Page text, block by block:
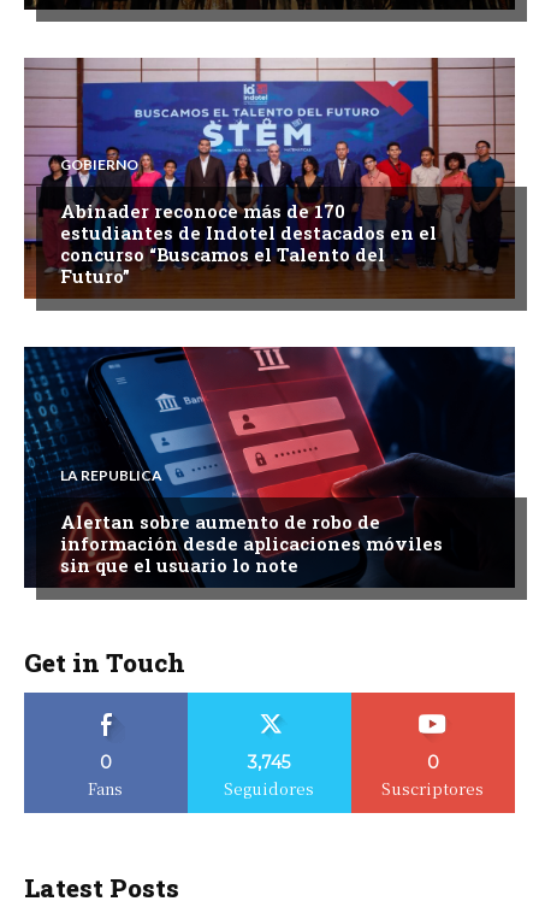
GOBIERNO
Abinader reconoce más de 170
estudiantes de Indotel destacados en el
concurso “Buscamos el Talento del
Futuro”
LA REPUBLICA
Alertan sobre aumento de robo de
información desde aplicaciones móviles
sin que el usuario lo note
Get in Touch
0
Fans
3,745
Seguidores
0
Suscriptores
Latest Posts